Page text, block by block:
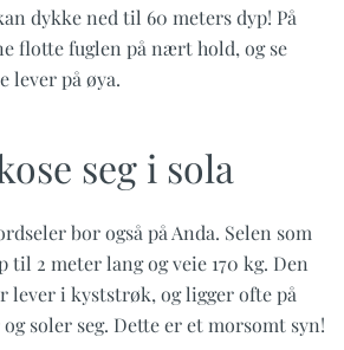
dykke ned til 60 meters dyp! På
flotte fuglen på nært hold, og se
lever på øya.
seg i sola
bor også på Anda. Selen som
2 meter lang og veie 170 kg. Den
lever i kyststrøk, og ligger ofte på
soler seg. Dette er et morsomt syn!